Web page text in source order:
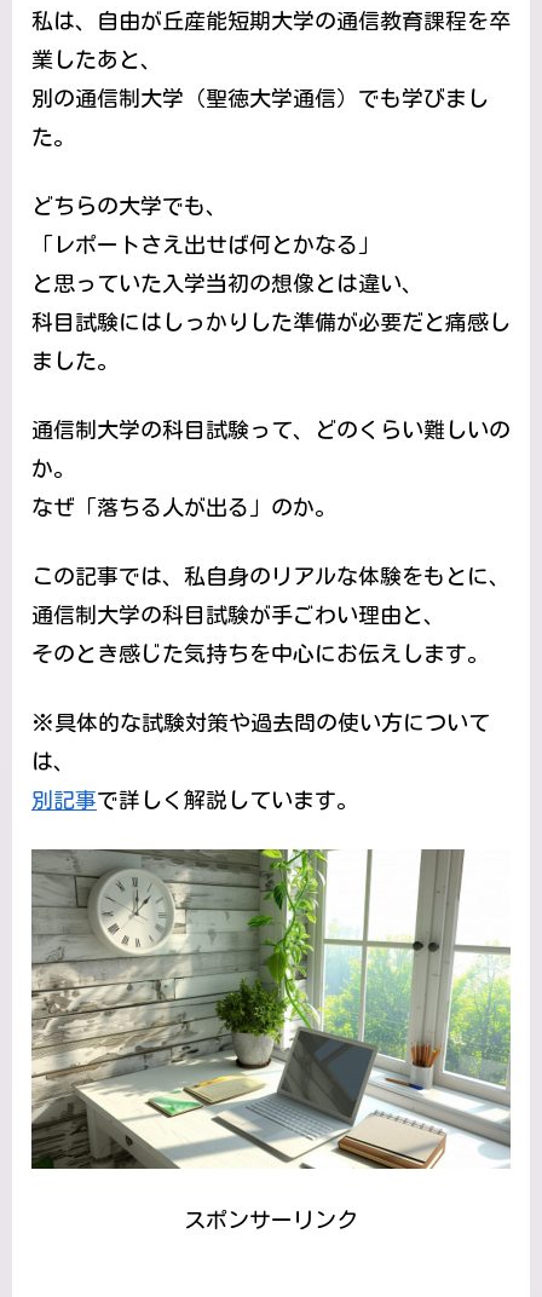
私は、自由が丘産能短期大学の通信教育課程を卒
業したあと、
別の通信制大学（聖徳大学通信）でも学びまし
た。
どちらの大学でも、
「レポートさえ出せば何とかなる」
と思っていた入学当初の想像とは違い、
科目試験にはしっかりした準備が必要だと痛感し
ました。
通信制大学の科目試験って、どのくらい難しいの
か。
なぜ「落ちる人が出る」のか。
この記事では、私自身のリアルな体験をもとに、
通信制大学の科目試験が手ごわい理由と、
そのとき感じた気持ちを中心にお伝えします。
※具体的な試験対策や過去問の使い方について
は、
別記事で詳しく解説しています。
スポンサーリンク